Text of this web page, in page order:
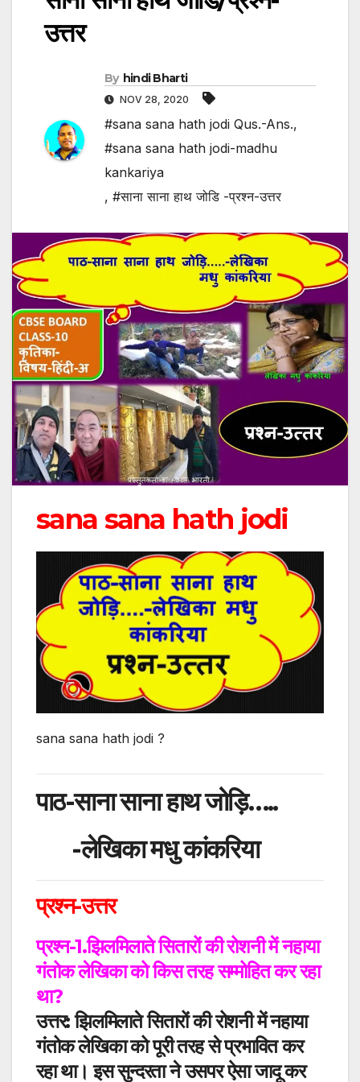
उत्तर
By hindi Bharti
NOV 28, 2020
#sana sana hath jodi Qus.-Ans.,
#sana sana hath jodi-madhu
kankariya
, #साना साना हाथ जोडि -प्रश्न-उत्तर
sana sana hath jodi
sana sana hath jodi ?
पाठ-साना साना हाथ जोड़ि…..
-लेखिका मधु कांकरिया
प्रश्न-उत्तर
प्रश्न-1.झिलमिलाते सितारों की रोशनी में नहाया
गंतोक लेखिका को किस तरह सम्मोहित कर रहा
था?
उत्तर: झिलमिलाते सितारों की रोशनी में नहाया
गंतोक लेखिका को पूरी तरह से प्रभावित कर
रहा था। इस सुन्दरता ने उसपर ऐसा जादू कर